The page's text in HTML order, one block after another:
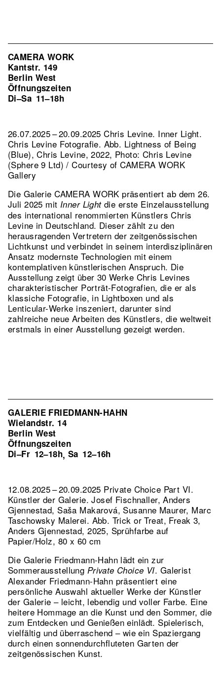
CAMERA WORK
Kantstr. 149
Berlin West
Öffnungszeiten
Di–Sa 11–18h
26.07.2025 – 20.09.2025 Chris Levine. Inner Light.
Chris Levine Fotografie. Abb. Lightness of Being
(Blue), Chris Levine, 2022, Photo: Chris Levine
(Sphere 9 Ltd) / Courtesy of CAMERA WORK
Gallery
Die Galerie CAMERA WORK präsentiert ab dem 26.
Juli 2025 mit Inner Lightdie erste Einzelausstellung
des international renommierten Künstlers Chris
Levine in Deutschland. Dieser zählt zu den
herausragenden Vertretern der zeitgenössischen
Lichtkunst und verbindet in seinem interdisziplinären
Ansatz modernste Technologien mit einem
kontemplativen künstlerischen Anspruch. Die
Ausstellung zeigt über 30 Werke Chris Levines
charakteristischer Porträt-Fotografien, die er als
klassiche Fotografie, in Lightboxen und als
Lenticular-Werke inszeniert, darunter sind
zahlreiche neue Arbeiten des Künstlers, die weltweit
erstmals in einer Ausstellung gezeigt werden.
GALERIE FRIEDMANN-HAHN
Wielandstr. 14
Berlin West
Öffnungszeiten
Di–Fr 12–18h, Sa 12–16h
12.08.2025 – 20.09.2025 Private Choice Part VI.
Künstler der Galerie. Josef Fischnaller, Anders
Gjennestad, Saša Makarová, Susanne Maurer, Marc
Taschowsky Malerei. Abb. Trick or Treat, Freak 3,
Anders Gjennestad, 2025, Sprühfarbe auf
Papier/Holz, 80 x 60 cm
Die Galerie Friedmann-Hahn lädt ein zur
Sommerausstellung Private Choice VI. Galerist
Alexander Friedmann-Hahn präsentiert eine
persönliche Auswahl aktueller Werke der Künstler
der Galerie – leicht, lebendig und voller Farbe. Eine
heitere Hommage an die Kunst und den Sommer, die
zum Entdecken und Genießen einlädt. Spielerisch,
vielfältig und überraschend – wie ein Spaziergang
durch einen sonnendurchfluteten Garten der
zeitgenössischen Kunst.